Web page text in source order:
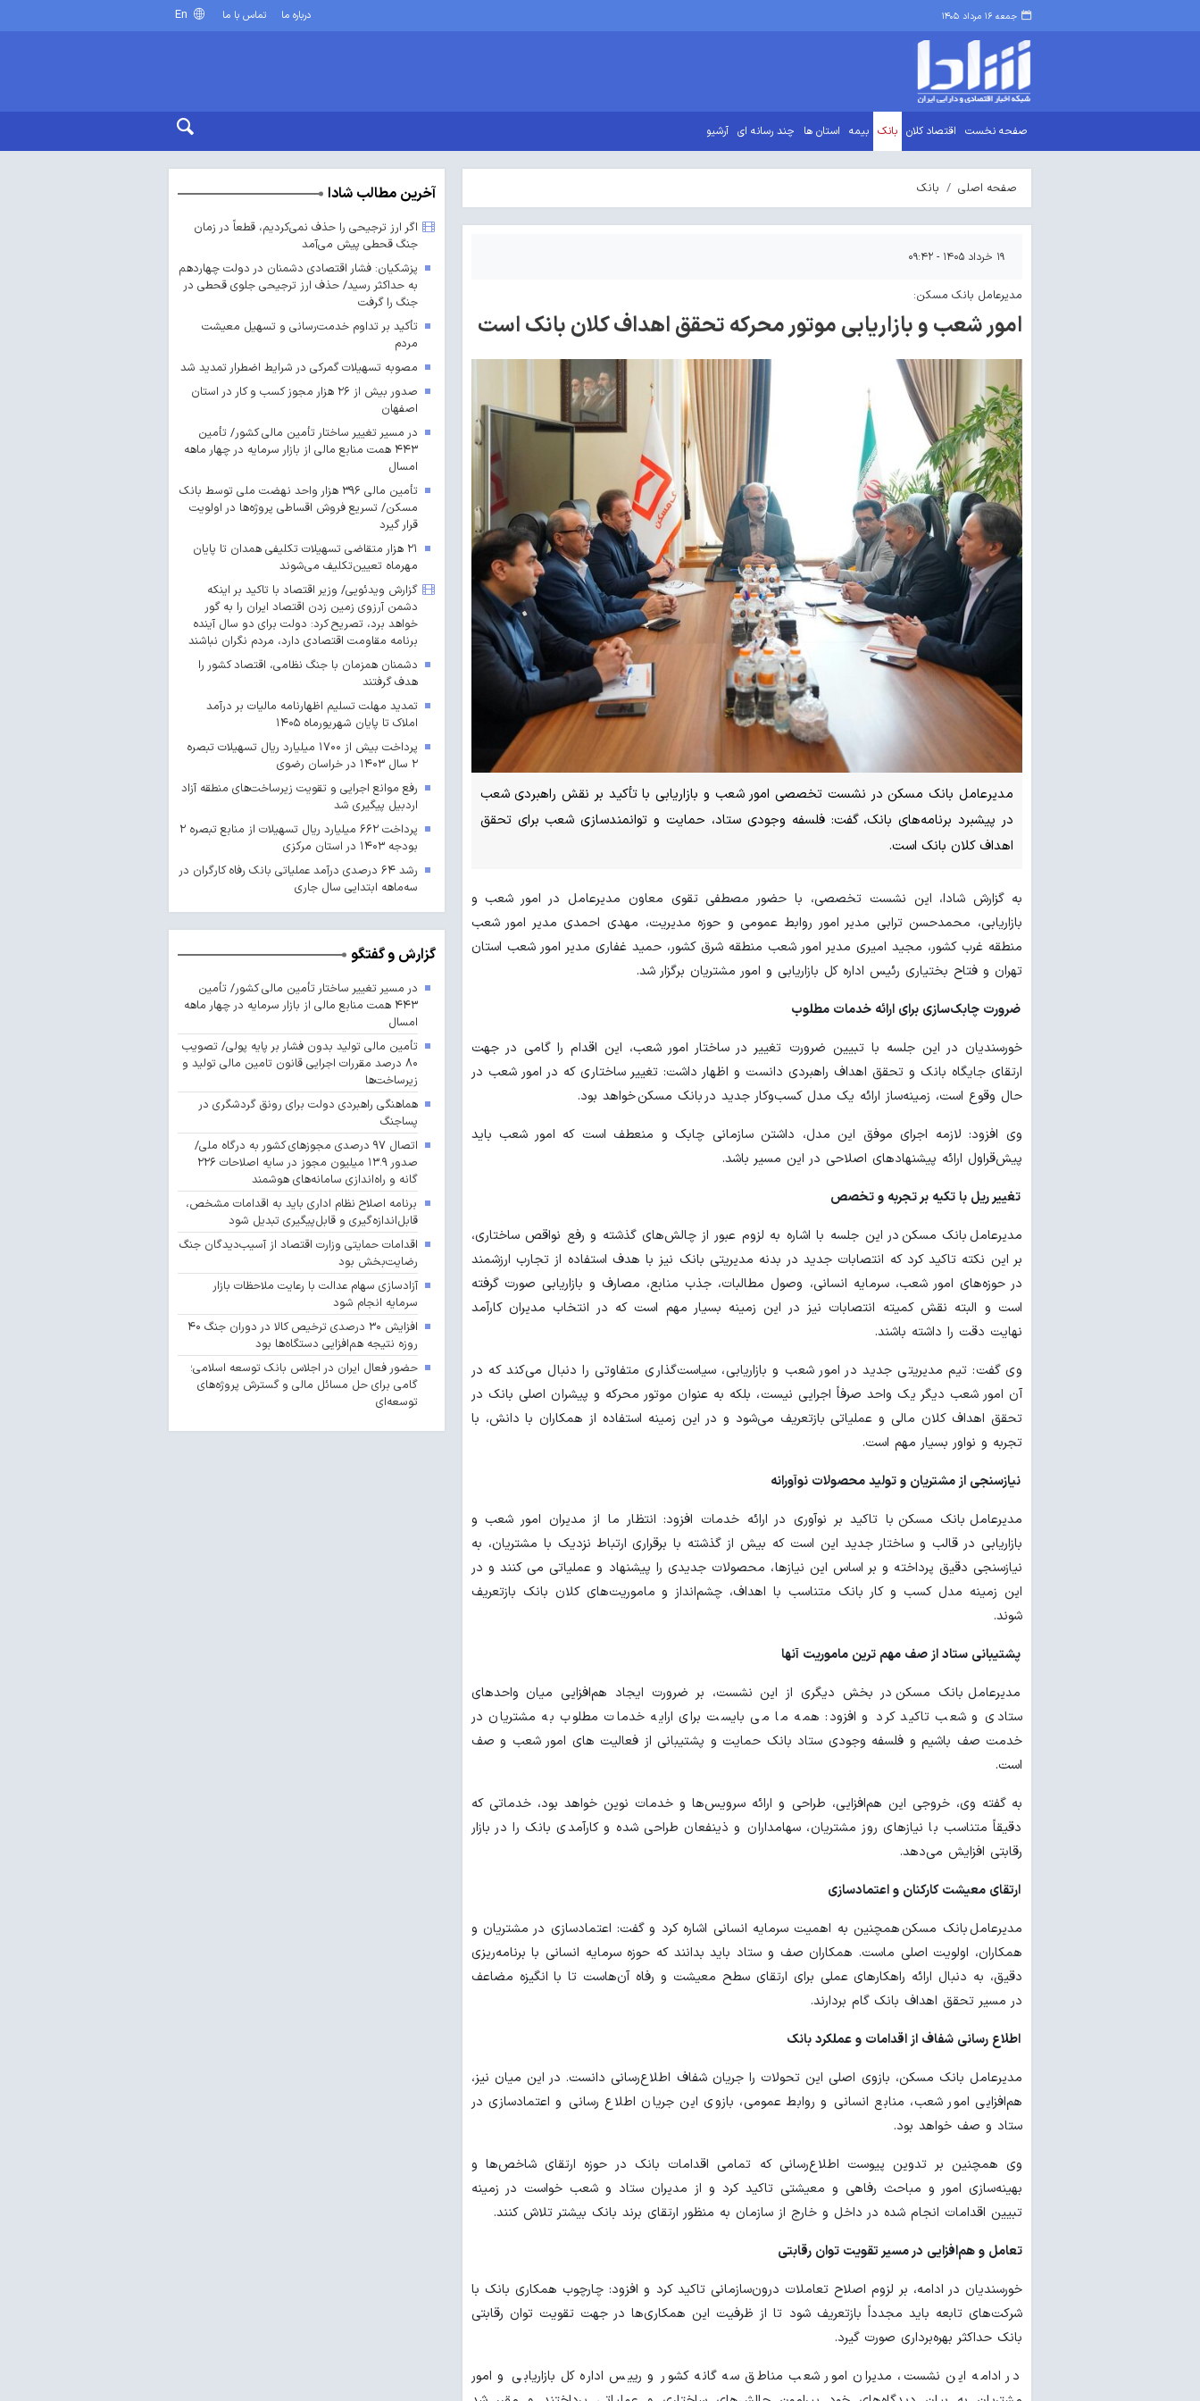
جمعه ۱۶ مرداد ۱۴۰۵ درباره ما تماس با ما
صفحه نخست اقتصاد کلان بانک بیمه استان ها چند رسانه ای آرشیو
صفحه اصلی بانک
۱۹ خرداد ۱۴۰۵ - ۰۹:۴۲
مدیرعامل بانک مسکن:
امور شعب و بازاریابی موتور محرکه تحقق اهداف کلان بانک است
مدیرعامل بانک مسکن در نشست تخصصی امور شعب و بازاریابی با تأکید بر نقش راهبردی شعب
در پیشبرد برنامه‌های بانک، گفت: فلسفه وجودی ستاد، حمایت و توانمندسازی شعب برای تحقق
اهداف کلان بانک است.
به گزارش شادا، این نشست تخصصی، با حضور مصطفی تقوی معاون مدیرعامل در امور شعب و
بازاریابی، محمدحسن ترابی مدیر امور روابط عمومی و حوزه مدیریت، مهدی احمدی مدیر امور شعب
منطقه غرب کشور، مجید امیری مدیر امور شعب منطقه شرق کشور، حمید غفاری مدیر امور شعب استان
تهران و فتاح بختیاری رئیس اداره کل بازاریابی و امور مشتریان برگزار شد.
ضرورت چابک‌سازی برای ارائه خدمات مطلوب
خورسندیان در این جلسه با تبیین ضرورت تغییر در ساختار امور شعب، این اقدام را گامی در جهت
ارتقای جایگاه بانک و تحقق اهداف راهبردی دانست و اظهار داشت: تغییر ساختاری که در امور شعب در
حال وقوع است، زمینه‌ساز ارائه یک مدل کسب‌وکار جدید در بانک مسکن خواهد بود.
وی افزود: لازمه اجرای موفق این مدل، داشتن سازمانی چابک و منعطف است که امور شعب باید
پیش‌قراول ارائه پیشنهادهای اصلاحی در این مسیر باشد.
تغییر ریل با تکیه بر تجربه و تخصص
مدیرعامل بانک مسکن در این جلسه با اشاره به لزوم عبور از چالش‌های گذشته و رفع نواقص ساختاری،
بر این نکته تاکید کرد که انتصابات جدید در بدنه مدیریتی بانک نیز با هدف استفاده از تجارب ارزشمند
در حوزه‌های امور شعب، سرمایه انسانی، وصول مطالبات، جذب منابع، مصارف و بازاریابی صورت گرفته
است و البته نقش کمیته انتصابات نیز در این زمینه بسیار مهم است که در انتخاب مدیران کارآمد
نهایت دقت را داشته باشند.
وی گفت: تیم مدیریتی جدید در امور شعب و بازاریابی، سیاست‌گذاری متفاوتی را دنبال می‌کند که در
آن امور شعب دیگر یک واحد صرفاً اجرایی نیست، بلکه به عنوان موتور محرکه و پیشران اصلی بانک در
تحقق اهداف کلان مالی و عملیاتی بازتعریف می‌شود و در این زمینه استفاده از همکاران با دانش، با
تجربه و نواور بسیار مهم است.
نیازسنجی از مشتریان و تولید محصولات نوآورانه
مدیرعامل بانک مسکن با تاکید بر نوآوری در ارائه خدمات افزود: انتظار ما از مدیران امور شعب و
بازاریابی در قالب و ساختار جدید این است که بیش از گذشته با برقراری ارتباط نزدیک با مشتریان، به
نیازسنجی دقیق پرداخته و بر اساس این نیازها، محصولات جدیدی را پیشنهاد و عملیاتی می کنند و در
این زمینه مدل کسب و کار بانک متناسب با اهداف، چشم‌انداز و ماموریت‌های کلان بانک بازتعریف
شوند.
پشتیبانی ستاد از صف مهم ترین ماموریت آنها
مدیرعامل بانک مسکن در بخش دیگری از این نشست، بر ضرورت ایجاد هم‌افزایی میان واحدهای
ستادی و شعب تاکید کرد و افزود: همه ما می بایست برای ارایه خدمات مطلوب به مشتریان در
خدمت صف باشیم و فلسفه وجودی ستاد بانک حمایت و پشتیبانی از فعالیت های امور شعب و صف
است.
به گفته وی، خروجی این هم‌افزایی، طراحی و ارائه سرویس‌ها و خدمات نوین خواهد بود، خدماتی که
دقیقاً متناسب با نیازهای روز مشتریان، سهامداران و ذینفعان طراحی شده و کارآمدی بانک را در بازار
رقابتی افزایش می‌دهد.
ارتقای معیشت کارکنان و اعتمادسازی
مدیرعامل بانک مسکن همچنین به اهمیت سرمایه انسانی اشاره کرد و گفت: اعتمادسازی در مشتریان و
همکاران، اولویت اصلی ماست. همکاران صف و ستاد باید بدانند که حوزه سرمایه انسانی با برنامه‌ریزی
دقیق، به دنبال ارائه راهکارهای عملی برای ارتقای سطح معیشت و رفاه آن‌هاست تا با انگیزه مضاعف
در مسیر تحقق اهداف بانک گام بردارند.
اطلاع رسانی شفاف از اقدامات و عملکرد بانک
مدیرعامل بانک مسکن، بازوی اصلی این تحولات را جریان شفاف اطلاع‌رسانی دانست. در این میان نیز،
هم‌افزایی امور شعب، منابع انسانی و روابط عمومی، بازوی این جریان اطلاع رسانی و اعتمادسازی در
ستاد و صف خواهد بود.
وی همچنین بر تدوین پیوست اطلاع‌رسانی که تمامی اقدامات بانک در حوزه ارتقای شاخص‌ها و
بهینه‌سازی امور و مباحث رفاهی و معیشتی تاکید کرد و از مدیران ستاد و شعب خواست در زمینه
تبیین اقدامات انجام شده در داخل و خارج از سازمان به منظور ارتقای برند بانک بیشتر تلاش کنند.
تعامل و هم‌افزایی در مسیر تقویت توان رقابتی
خورسندیان در ادامه، بر لزوم اصلاح تعاملات درون‌سازمانی تاکید کرد و افزود: چارچوب همکاری بانک با
شرکت‌های تابعه باید مجدداً بازتعریف شود تا از ظرفیت این همکاری‌ها در جهت تقویت توان رقابتی
بانک حداکثر بهره‌برداری صورت گیرد.
در ادامه این نشست، مدیران امور شعب مناطق سه گانه کشور و رییس اداره کل بازاریابی و امور
آخرین مطالب شادا
اگر ارز ترجیحی را حذف نمی‌کردیم، قطعاً در زمان
جنگ قحطی پیش می‌آمد
پزشکیان: فشار اقتصادی دشمنان در دولت چهاردهم
به حداکثر رسید/ حذف ارز ترجیحی جلوی قحطی در
جنگ را گرفت
تأکید بر تداوم خدمت‌رسانی و تسهیل معیشت
مردم
مصوبه تسهیلات گمرکی در شرایط اضطرار تمدید شد
صدور بیش از ۲۶ هزار مجوز کسب‌ و کار در استان
اصفهان
در مسیر تغییر ساختار تأمین مالی کشور/ تأمین
۴۴۳ همت منابع مالی از بازار سرمایه در چهار ماهه
امسال
تأمین مالی ۳۹۶ هزار واحد نهضت ملی توسط بانک
مسکن/ تسریع فروش اقساطی پروژه‌ها در اولویت
قرار گیرد
۲۱ هزار متقاضی تسهیلات تکلیفی همدان تا پایان
مهرماه تعیین‌تکلیف می‌شوند
گزارش ویدئویی/ وزیر اقتصاد با تاکید بر اینکه
دشمن آرزوی زمین زدن اقتصاد ایران را به گور
خواهد برد، تصریح کرد: دولت برای دو سال آینده
برنامه مقاومت اقتصادی دارد، مردم نگران نباشند
دشمنان همزمان با جنگ نظامی، اقتصاد کشور را
هدف گرفتند
تمدید مهلت تسلیم اظهارنامه مالیات بر درآمد
املاک تا پایان شهریورماه ۱۴۰۵
پرداخت بیش از ۱۷۰۰ میلیارد ریال تسهیلات تبصره
۲ سال ۱۴۰۳ در خراسان رضوی
رفع موانع اجرایی و تقویت زیرساخت‌های منطقه آزاد
اردبیل پیگیری شد
پرداخت ۶۶۲ میلیارد ریال تسهیلات از منابع تبصره ۲
بودجه ۱۴۰۳ در استان مرکزی
رشد ۶۴ درصدی درآمد عملیاتی بانک رفاه کارگران در
سه‌ماهه ابتدایی سال جاری
گزارش و گفتگو
در مسیر تغییر ساختار تأمین مالی کشور/ تأمین
۴۴۳ همت منابع مالی از بازار سرمایه در چهار ماهه
امسال
تأمین مالی تولید بدون فشار بر پایه پولی/ تصویب
۸۰ درصد مقررات اجرایی قانون تامین مالی تولید و
زیرساخت‌ها
هماهنگی راهبردی دولت برای رونق گردشگری در
پساجنگ
اتصال ۹۷ درصدی مجوزهای کشور به درگاه ملی/
صدور ۱۳.۹ میلیون مجوز در سایه اصلاحات ۲۲۶
گانه و راه‌اندازی سامانه‌های هوشمند
برنامه اصلاح نظام اداری باید به اقدامات مشخص،
قابل‌اندازه‌گیری و قابل‌پیگیری تبدیل شود
اقدامات حمایتی وزارت اقتصاد از آسیب‌دیدگان جنگ
رضایت‌بخش بود
آزادسازی سهام عدالت با رعایت ملاحظات بازار
سرمایه انجام شود
افزایش ۳۰ درصدی ترخیص کالا در دوران جنگ ۴۰
روزه نتیجه هم‌افزایی دستگاه‌ها بود
حضور فعال ایران در اجلاس بانک توسعه اسلامی؛
گامی برای حل مسائل مالی و گسترش پروژه‌های
توسعه‌ای